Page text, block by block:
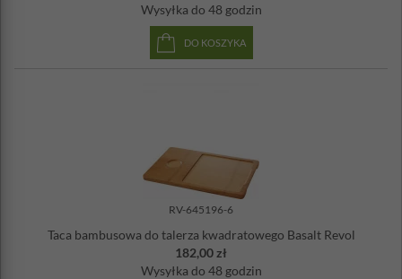
Wysyłka do 48 godzin
DO KOSZYKA
RV-645196-6
Taca bambusowa do talerza kwadratowego Basalt Revol
182,00 zł
Wysyłka do 48 godzin